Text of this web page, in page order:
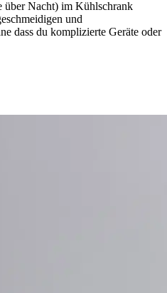
über Nacht) im Kühlschrank
und
dass du komplizierte Geräte oder